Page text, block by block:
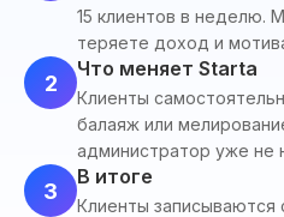
15 клиентов в неделю.
теряете доход и
2
Что меняет Starta
Клиенты
балаяж или
администратор уже не
3
В итоге
Клиенты